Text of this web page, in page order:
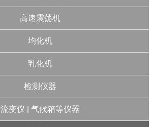
高速震荡机
均化机
乳化机
检测仪器
流变仪 | 气候箱等仪器